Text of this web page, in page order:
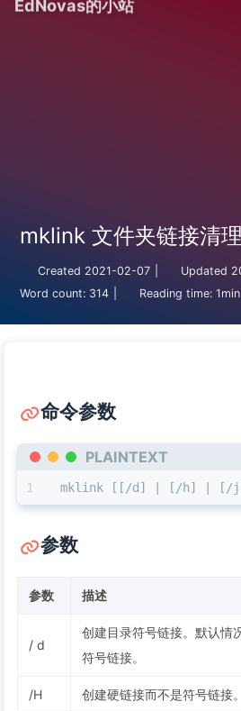
mklink 文件夹链接清
Created 2021-02-07 Updated
Word count: 314 Reading time: 1min
命令参数
PLAINTEXT
mklink [[/d] | [/h] | [/j]]
参数
参数 描述
/ d
创建目录符号链接。默认情
符号链接。
/H 创建硬链接而不是符号链接。